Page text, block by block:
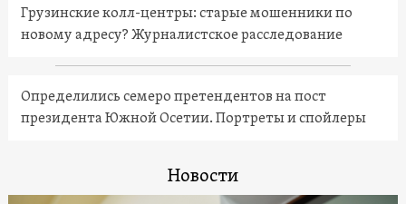
Грузинские колл-центры: старые мошенники по
новому адресу? Журналистское расследование
Определились семеро претендентов на пост
президента Южной Осетии. Портреты и спойлеры
Новости